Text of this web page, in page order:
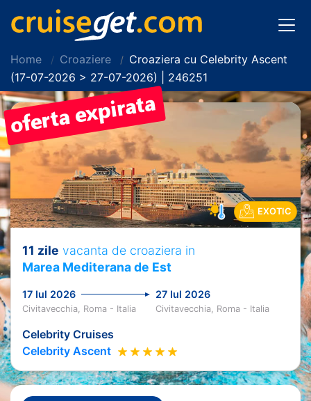
Home Croaziere
Croaziera cu Celebrity Ascent
(17-07-2026 > 27-07-2026) | 246251
EXOTIC
11 zile vacanta de croaziera in
Marea Mediterana de Est
17 Iul 2026 27 Iul 2026
Civitavecchia, Roma - Italia Civitavecchia, Roma - Italia
Celebrity Cruises
Celebrity Ascent